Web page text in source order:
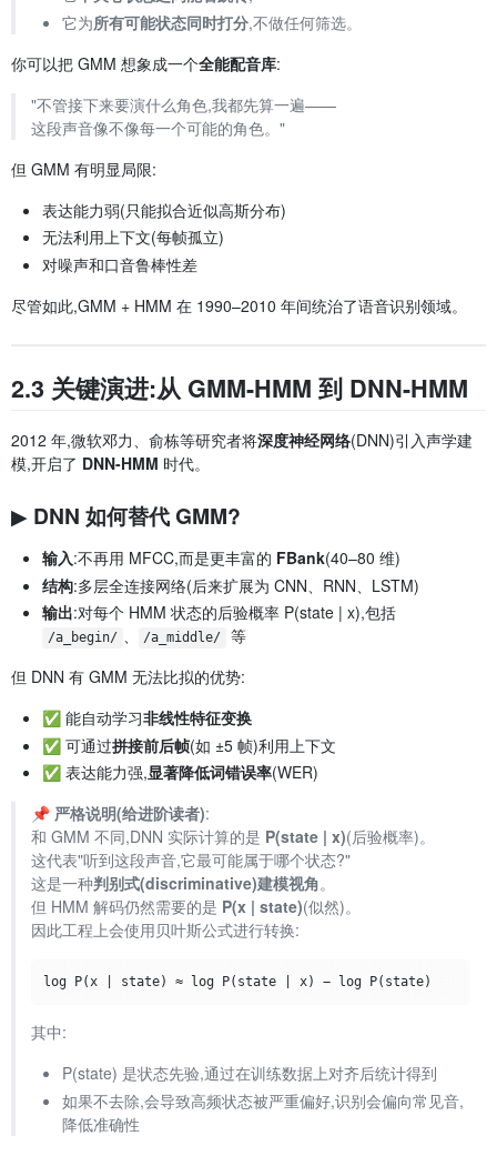
它为所有可能状态同时打分,不做任何筛选。
你可以把 GMM 想象成一个全能配音库:
"不管接下来要演什么角色,我都先算一遍——
这段声音像不像每一个可能的角色。"
但 GMM 有明显局限:
表达能力弱(只能拟合近似高斯分布)
无法利用上下文(每帧孤立)
对噪声和口音鲁棒性差
尽管如此,GMM + HMM 在 1990–2010 年间统治了语音识别领域。
2.3 关键演进:从 GMM-HMM 到 DNN-HMM
2012 年,微软邓力、俞栋等研究者将深度神经网络(DNN)引入声学建
模,开启了 DNN-HMM 时代。
▶ DNN 如何替代 GMM?
输入:不再用 MFCC,而是更丰富的 FBank(40–80 维)
结构:多层全连接网络(后来扩展为 CNN、RNN、LSTM)
输出:对每个 HMM 状态的后验概率 P(state | x),包括
/a_begin/ 、 /a_middle/
等
但 DNN 有 GMM 无法比拟的优势:
✅ 能自动学习非线性特征变换
✅ 可通过拼接前后帧(如 ±5 帧)利用上下文
✅ 表达能力强,显著降低词错误率(WER)
📌 严格说明(给进阶读者):
和 GMM 不同,DNN 实际计算的是 P(state | x)(后验概率)。
这代表"听到这段声音,它最可能属于哪个状态?"
这是一种判别式(discriminative)建模视角。
但 HMM 解码仍然需要的是 P(x | state)(似然)。
因此工程上会使用贝叶斯公式进行转换:
其中:
P(state) 是状态先验,通过在训练数据上对齐后统计得到
如果不去除,会导致高频状态被严重偏好,识别会偏向常见音,
降低准确性